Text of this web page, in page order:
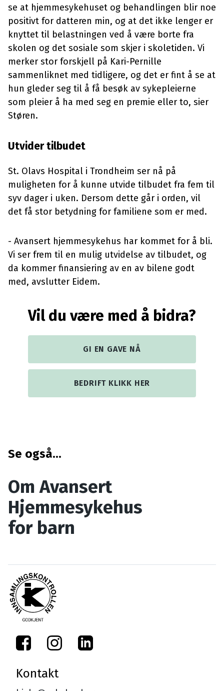
se at hjemmesykehuset og behandlingen blir noe
positivt for datteren min, og at det ikke lenger er
knyttet til belastningen ved å være borte fra
skolen og det sosiale som skjer i skoletiden. Vi
merker stor forskjell på Kari-Pernille
sammenliknet med tidligere, og det er fint å se at
hun gleder seg til å få besøk av sykepleierne
som pleier å ha med seg en premie eller to, sier
Støren.
Utvider tilbudet
St. Olavs Hospital i Trondheim ser nå på
muligheten for å kunne utvide tilbudet fra fem til
syv dager i uken. Dersom dette går i orden, vil
det få stor betydning for familiene som er med.
- Avansert hjemmesykehus har kommet for å bli.
Vi ser frem til en mulig utvidelse av tilbudet, og
da kommer finansiering av en av bilene godt
med, avslutter Eidem.
Vil du være med å bidra?
GI EN GAVE NÅ
BEDRIFT KLIKK HER
Se også...
Om Avansert
Hjemmesykehus
for barn
Kontakt